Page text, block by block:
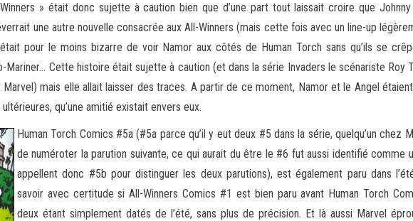
» était donc sujette à caution bien que d’une part tout laissait croire que Johnny
une autre nouvelle consacrée aux All-Winners (mais cette fois avec un line-up
pour le moins bizarre de voir Namor aux côtés de Human Torch sans qu’ils se
Mariner… Cette histoire était sujette à caution (et dans la série Invaders le scénariste Roy
mais elle allait laisser des traces. A partir de ce moment, Namor et le Angel
qu’une amitié existait envers eux.
Human Torch Comics #5a (#5a parce qu’il y eut deux #5 dans la série, quelqu’un chez
de numéroter la parution suivante, ce qui aurait du être le #6 fut aussi identifié comme
appellent donc #5b pour distinguer les deux parutions), est également paru dans
savoir avec certitude si All-Winners Comics #1 est bien paru avant Human Torch
deux étant simplement datés de l’été, sans plus de précision. Et là aussi Marvel